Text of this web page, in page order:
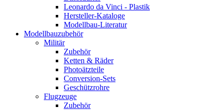
Leonardo da Vinci - Plastik
Hersteller-Kataloge
Modellbau-Literatur
Modellbauzubehör
Militär
Zubehör
Ketten & Räder
Photoätzteile
Conversion-Sets
Geschützrohre
Flugzeuge
Zubehör